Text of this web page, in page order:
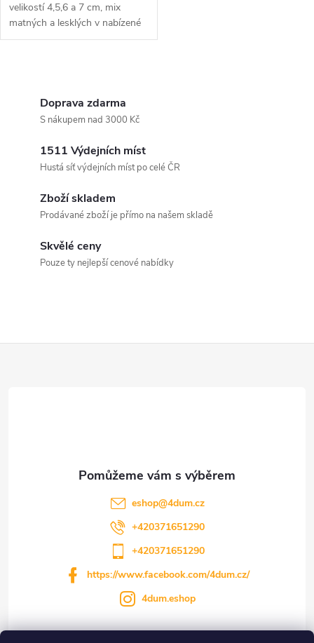
velikostí 4,5,6 a 7 cm, mix
matných a lesklých v nabízené
barvě.
Doprava zdarma
S nákupem nad 3000 Kč
1511 Výdejních míst
Hustá síť výdejních míst po celé ČR
Zboží skladem
Prodávané zboží je přímo na našem skladě
Skvělé ceny
Pouze ty nejlepší cenové nabídky
eshop@4dum.cz
+420371651290
+420371651290
https://www.facebook.com/4dum.cz/
4dum.eshop